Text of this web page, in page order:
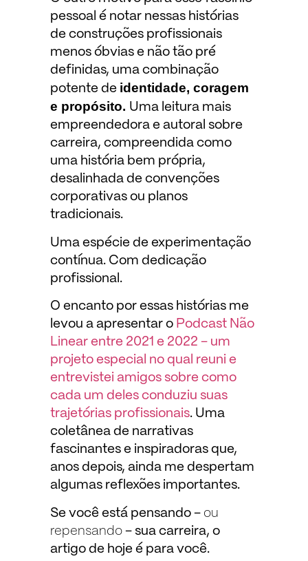
pessoal é notar nessas histórias
de construções profissionais
menos óbvias e não tão pré
definidas, uma combinação
potente de identidade, coragem
e propósito. Uma leitura mais
empreendedora e autoral sobre
carreira, compreendida como
uma história bem própria,
desalinhada de convenções
corporativas ou planos
tradicionais.
Uma espécie de experimentação
contínua. Com dedicação
profissional.
O encanto por essas histórias me
levou a apresentar o Podcast Não
Linear entre 2021 e 2022 – um
projeto especial no qual reuni e
entrevistei amigos sobre como
cada um deles conduziu suas
trajetórias profissionais. Uma
coletânea de narrativas
fascinantes e inspiradoras que,
anos depois, ainda me despertam
algumas reflexões importantes.
Se você está pensando – ou
repensando– sua carreira, o
artigo de hoje é para você.